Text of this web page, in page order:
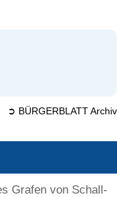
➲ BÜRGERBLATT Archiv
Grafen von Schall-